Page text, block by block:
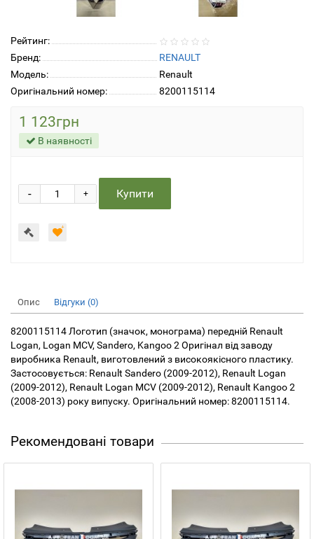
Рейтинг:
Бренд:
RENAULT
Модель:
Renault
Оригінальний номер:
8200115114
1 123грн
В наявності
+
- Купити
Опис Відгуки (0)
8200115114 Логотип (значок, монограма) передній Renault
Logan, Logan MCV, Sandero, Kangoo 2 Оригінал від заводу
виробника Renault, виготовлений з високоякісного пластику.
Застосовується: Renault Sandero (2009-2012), Renault Logan
(2009-2012), Renault Logan MCV (2009-2012), Renault Kangoo 2
(2008-2013) року випуску. Оригінальний номер: 8200115114.
Рекомендовані товари